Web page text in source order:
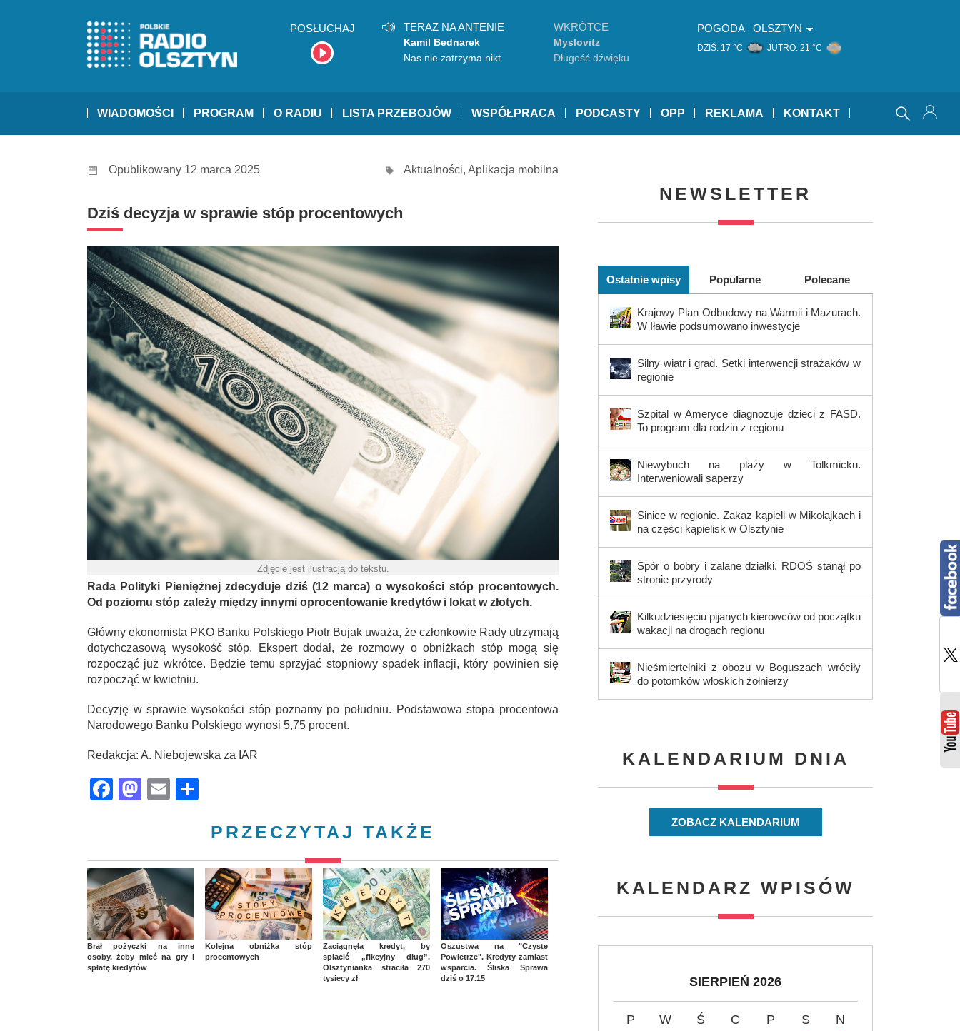
POSŁUCHAJ TERAZ NA ANTENIE
Kamil Bednarek
Nas nie zatrzyma nikt
WKRÓTCE
Myslovitz
Długość dźwięku
POGODA OLSZTYN
DZIŚ: 17 °C JUTRO: 21 °C
WIADOMOŚCI PROGRAM O RADIU LISTA PRZEBOJÓW WSPÓŁPRACA PODCASTY OPP REKLAMA KONTAKT
Opublikowany 12 marca 2025 Aktualności, Aplikacja mobilna
Dziś decyzja w sprawie stóp procentowych
Zdjęcie jest ilustracją do tekstu.
Rada Polityki Pieniężnej zdecyduje dziś (12 marca) o wysokości stóp procentowych.
Od poziomu stóp zależy między innymi oprocentowanie kredytów i lokat w złotych.
Główny ekonomista PKO Banku Polskiego Piotr Bujak uważa, że członkowie Rady utrzymają
dotychczasową wysokość stóp. Ekspert dodał, że rozmowy o obniżkach stóp mogą się
rozpocząć już wkrótce. Będzie temu sprzyjać stopniowy spadek inflacji, który powinien się
rozpocząć w kwietniu.
Decyzję w sprawie wysokości stóp poznamy po południu. Podstawowa stopa procentowa
Narodowego Banku Polskiego wynosi 5,75 procent.
Redakcja: A. Niebojewska za IAR
Facebook
Mastodon
Email
PRZECZYTAJ TAKŻE
Brał pożyczki na inne
osoby, żeby mieć na gry i
spłatę kredytów
Kolejna obniżka stóp
procentowych
Zaciągnęła kredyt, by
spłacić „fikcyjny dług”.
Olsztynianka straciła 270
tysięcy zł
Oszustwa na "Czyste
Powietrze". Kredyty zamiast
wsparcia. Śliska Sprawa
dziś o 17.15
NEWSLETTER
Ostatnie wpisy Popularne Polecane
Krajowy Plan Odbudowy na Warmii i Mazurach.
W Iławie podsumowano inwestycje
Silny wiatr i grad. Setki interwencji strażaków w
regionie
Szpital w Ameryce diagnozuje dzieci z FASD.
To program dla rodzin z regionu
Niewybuch na plaży w Tolkmicku.
Interweniowali saperzy
Sinice w regionie. Zakaz kąpieli w Mikołajkach i
na części kąpielisk w Olsztynie
Spór o bobry i zalane działki. RDOŚ stanął po
stronie przyrody
Kilkudziesięciu pijanych kierowców od początku
wakacji na drogach regionu
Nieśmiertelniki z obozu w Boguszach wróciły
do potomków włoskich żołnierzy
KALENDARIUM DNIA
ZOBACZ KALENDARIUM
KALENDARZ WPISÓW
SIERPIEŃ 2026
P W Ś C P S
N